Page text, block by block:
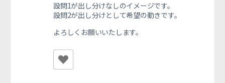
設問1が出し分けなしのイメージです。
設問2が出し分けとして希望の動きです。
よろしくお願いいたします。